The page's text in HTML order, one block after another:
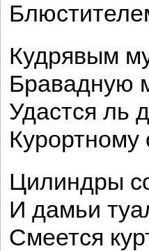
Кудрявым
Бравадную
Удастся ль
Курортному
Цилиндры
И дамьи
Смеется